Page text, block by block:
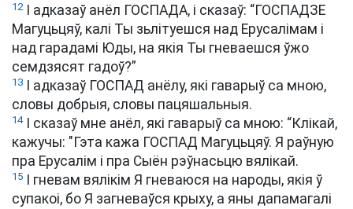
12І адказаў анёл ГОСПАДА, і сказаў: “ГОСПАДЗЕ
Магуцьцяў, калі Ты зьлітуешся над Ерусалімам і
над гарадамі Юды, на якія Ты гневаешся ўжо
семдзясят гадоў?”
13
І адказаў ГОСПАД анёлу, які гаварыў са мною,
словы добрыя, словы пацяшальныя.
14І сказаў мне анёл, які гаварыў са мною: “Клікай,
кажучы: "Гэта кажа ГОСПАД Магуцьцяў. Я раўную
пра Ерусалім і пра Сыён рэўнасьцю вялікай.
15
І гневам вялікім Я гневаюся на народы, якія ў
супакоі, бо Я загневаўся крыху, а яны дапамагалі